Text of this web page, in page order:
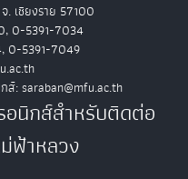
. เชียงราย 57100
0-5391-7034
0-5391-7049
ส์: saraban@mfu.ac.th
อนิกส์สำหรับติดต่อ
ฟ้าหลวง